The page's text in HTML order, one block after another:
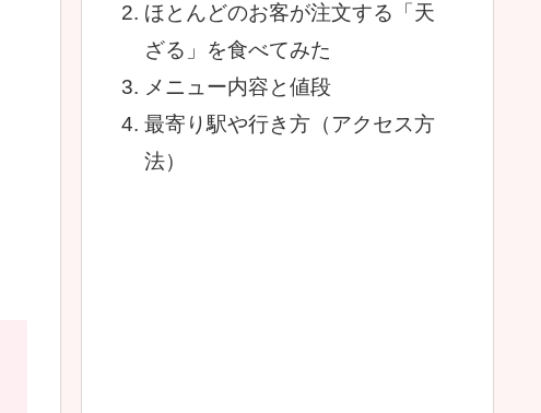
ほとんどのお客が注文する「天
ざる」を食べてみた
メニュー内容と値段
最寄り駅や行き方（アクセス方
法）